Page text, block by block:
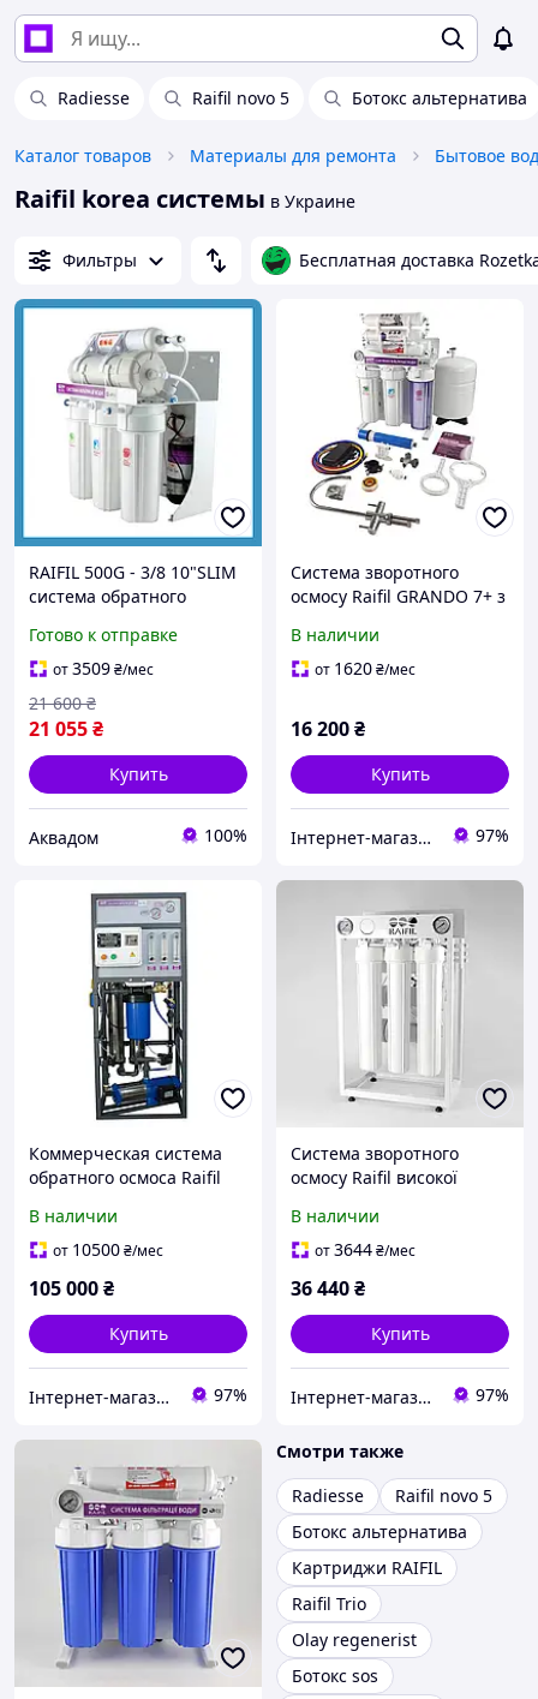
Radiesse Raifil novo 5 Ботокс альтернатива
Каталог товаров Материалы для ремонта Бытовое
Raifil korea системы в Украине
Фильтры Бесплатная доставка
RAIFIL 500G - 3/8 10"SLIM
система обратного
Готово к отправке
от3509₴/мес
21 055₴
21 600 ₴
Купить
Аквадом 100%
Система зворотного
осмосу Raifil GRANDO 7+ з
манометром 75G
В наличии
от 1620₴/мес
16 200₴
Купить
Інтернет-магазин "voda-plus" 97%
Коммерческая система
обратного осмоса Raifil
В наличии
от 10500₴/мес
105 000₴
Купить
Інтернет-магазин "voda-plus" 97%
Система зворотного
осмосу Raifil високої
контролером 600-G 20
Slim
В наличии
от3644₴/мес
36 440₴
Купить
Інтернет-магазин "voda-plus" 97%
Смотри также
Radiesse
Raifil novo 5
Ботокс альтернатива
Картриджи RAIFIL
Raifil Trio
Olay regenerist
Ботокс sos